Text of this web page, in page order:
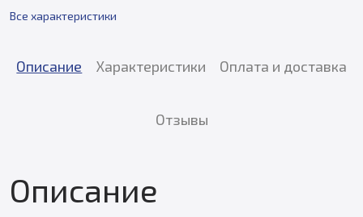
Все характеристики
Описание Характеристики Оплата и доставка
Отзывы
Описание